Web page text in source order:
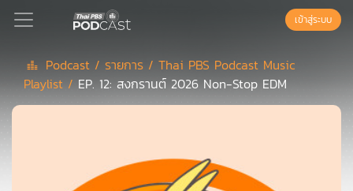
Podcast
เข้าสู่ระบบ
Podcast / รายการ /Thai PBS Podcast Music
Playlist / EP. 12: สงกรานต์ 2026 Non-Stop EDM